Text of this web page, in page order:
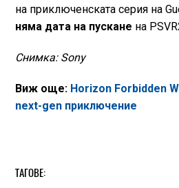
на приключенската серия на
няма дата на пускане на
Снимка: Sony
Виж още: Horizon Forbidden
next-gen приключение
ТАГОВЕ: